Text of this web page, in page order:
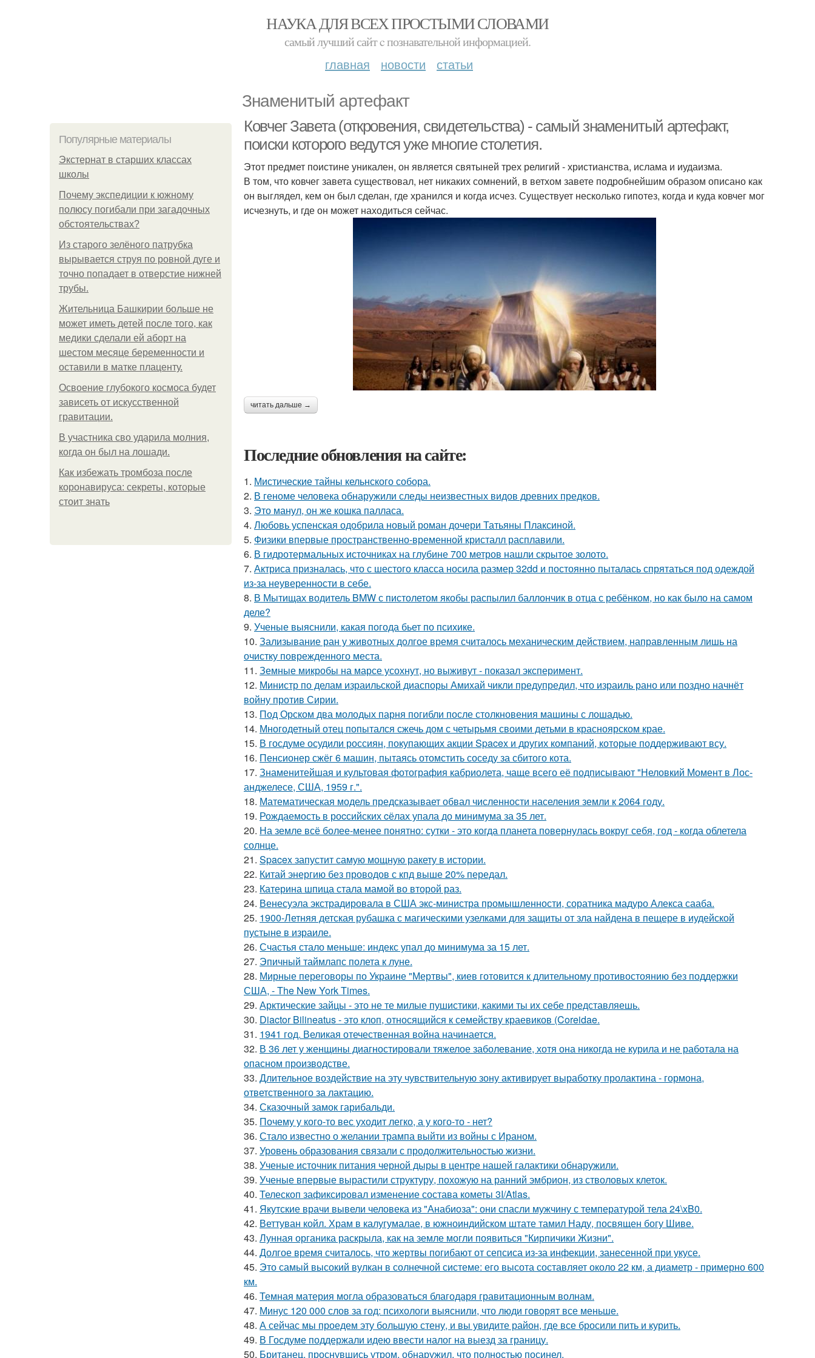
НАУКА ДЛЯ ВСЕХ ПРОСТЫМИ СЛОВАМИ
самый лучший сайт c познавательной информацией.
главная новости статьи
Знаменитый артефакт
Популярные материалы
Экстернат в старших классах
школы
Почему экспедиции к южному
полюсу погибали при загадочных
обстоятельствах?
Из старого зелёного патрубка
вырывается струя по ровной дуге и
точно попадает в отверстие нижней
трубы.
Жительница Башкирии больше не
может иметь детей после того, как
медики сделали ей аборт на
шестом месяце беременности и
оставили в матке плаценту.
Освоение глубокого космоса будет
зависеть от искусственной
гравитации.
В участника сво ударила молния,
когда он был на лошади.
Как избежать тромбоза после
коронавируса: секреты, которые
стоит знать
Ковчег Завета (откровения, свидетельства) - самый знаменитый артефакт,
поиски которого ведутся уже многие столетия.
Этот предмет поистине уникален, он является святыней трех религий - христианства, ислама и иудаизма.
В том, что ковчег завета существовал, нет никаких сомнений, в ветхом завете подробнейшим образом описано как
он выглядел, кем он был сделан, где хранился и когда исчез. Существует несколько гипотез, когда и куда ковчег мог
исчезнуть, и где он может находиться сейчас.
читать дальше →
Последние обновления на сайте:
1. Мистические тайны кельнского собора.
2. В геноме человека обнаружили следы неизвестных видов древних предков.
3. Это манул, он же кошка палласа.
4. Любовь успенская одобрила новый роман дочери Татьяны Плаксиной.
5. Физики впервые пространственно-временной кристалл расплавили.
6. В гидротермальных источниках на глубине 700 метров нашли скрытое золото.
7. Актриса призналась, что с шестого класса носила размер 32dd и постоянно пыталась спрятаться под одеждой
из-за неуверенности в себе.
8. В Мытищах водитель BMW с пистолетом якобы распылил баллончик в отца с ребёнком, но как было на самом
деле?
9. Ученые выяснили, какая погода бьет по психике.
10. Зализывание ран у животных долгое время считалось механическим действием, направленным лишь на
очистку поврежденного места.
11. Земные микробы на марсе усохнут, но выживут - показал эксперимент.
12. Министр по делам израильской диаспоры Амихай чикли предупредил, что израиль рано или поздно начнёт
войну против Сирии.
13. Под Орском два молодых парня погибли после столкновения машины с лошадью.
14. Многодетный отец попытался сжечь дом с четырьмя своими детьми в красноярском крае.
15. В госдуме осудили россиян, покупающих акции Spacex и других компаний, которые поддерживают всу.
16. Пенсионер сжёг 6 машин, пытаясь отомстить соседу за сбитого кота.
17. Знаменитейшая и культовая фотография кабриолета, чаще всего её подписывают "Неловкий Момент в Лос-
анджелесе, США, 1959 г.".
18. Математическая модель предсказывает обвал численности населения земли к 2064 году.
19. Рождаемость в роcсийских cёлах упала до минимума за 35 лет.
20. На земле всё более-менее понятно: сутки - это когда планета повернулась вокруг себя, год - когда облетела
солнце.
21. Spacex запустит самую мощную ракету в истории.
22. Китай энергию без проводов с кпд выше 20% передал.
23. Катерина шпица стала мамой во второй раз.
24. Венесуэла экстрадировала в США экс-министра промышленности, соратника мадуро Алекса сааба.
25. 1900-Летняя детская рубашка с магическими узелками для защиты от зла найдена в пещере в иудейской
пустыне в израиле.
26. Счастья стало меньше: индекс упал до минимума за 15 лет.
27. Эпичный таймлапс полета к луне.
28. Мирные переговоры по Украине "Мертвы", киев готовится к длительному противостоянию без поддержки
США, - The New York Times.
29. Арктические зайцы - это не те милые пушистики, какими ты их себе представляешь.
30. Diactor Bilineatus - это клоп, относящийся к семейству краевиков (Coreidae.
31. 1941 год. Великая отечественная война начинается.
32. В 36 лет у женщины диагностировали тяжелое заболевание, хотя она никогда не курила и не работала на
опасном производстве.
33. Длительное воздействие на эту чувствительную зону активирует выработку пролактина - гормона,
ответственного за лактацию.
34. Сказочный замок гарибальди.
35. Почему у кого-то вес уходит легко, а у кого-то - нет?
36. Стало известно о желании трампа выйти из войны с Ираном.
37. Уровень образования связали с продолжительностью жизни.
38. Ученые источник питания черной дыры в центре нашей галактики обнаружили.
39. Ученые впервые вырастили структуру, похожую на ранний эмбрион, из стволовых клеток.
40. Телескоп зафиксировал изменение состава кометы 3I/Atlas.
41. Якутские врачи вывели человека из "Анабиоза": они спасли мужчину с температурой тела 24\xB0.
42. Веттуван койл. Храм в калугумалае, в южноиндийском штате тамил Наду, посвящен богу Шиве.
43. Лунная органика раскрыла, как на земле могли появиться "Кирпичики Жизни".
44. Долгое время считалось, что жертвы погибают от сепсиса из-за инфекции, занесенной при укусе.
45. Это самый высокий вулкан в солнечной системе: его высота составляет около 22 км, а диаметр - примерно 600
км.
46. Темная материя могла образоваться благодаря гравитационным волнам.
47. Минус 120 000 слов за год: психологи выяснили, что люди говорят все меньше.
48. А сейчас мы проедем эту большую стену, и вы увидите район, где все бросили пить и курить.
49. В Госдуме поддержали идею ввести налог на выезд за границу.
50. Британец, проснувшись утром, обнаружил, что полностью посинел.